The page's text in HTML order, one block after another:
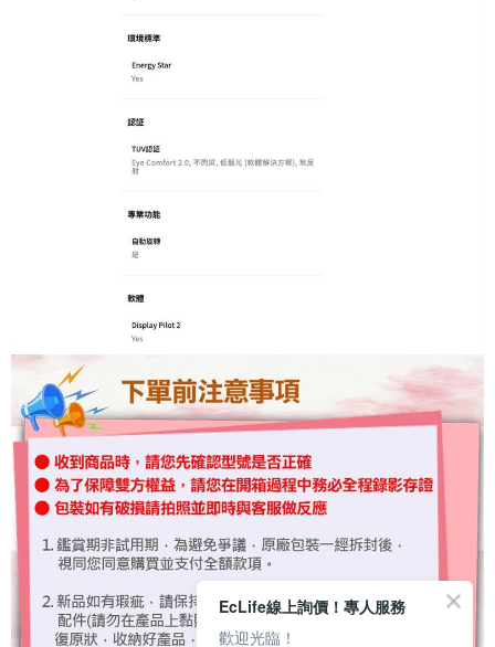
EcLife線上詢價！專人服務
歡迎光臨！